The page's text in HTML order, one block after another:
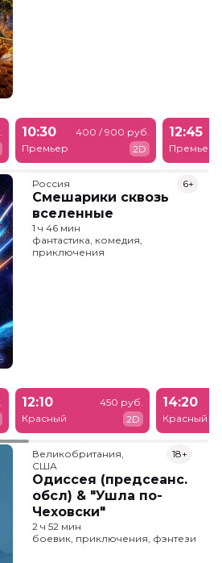
10:30
Премьер
400 / 900 руб.
2D
12:45
Премьер
Россия
Смешарики сквозь
вселенные
6+
1 ч 46 мин
фантастика, комедия,
приключения
12:10
Красный
450 руб.
2D
14:20
Красный
Великобритания,
США
Одиссея (предсеанс.
обсл) & "Ушла по-
Чеховски"
18+
2 ч 52 мин
боевик, приключения, фэнтези